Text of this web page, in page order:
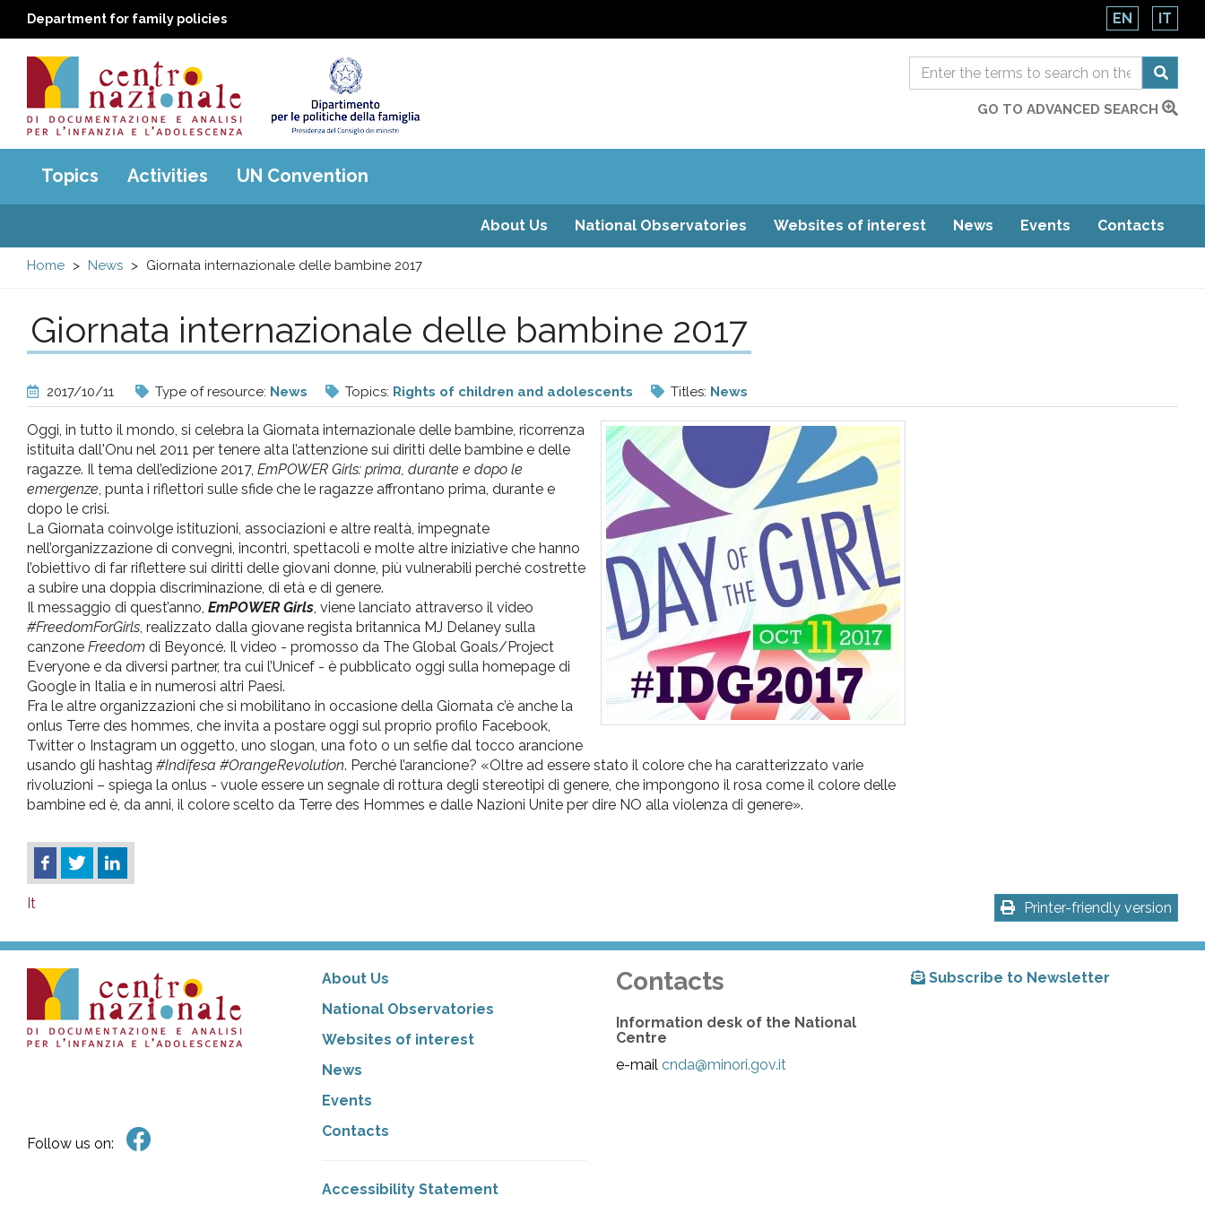
Department for family policies EN IT
Centro
nazionale
di
e
analisi
pr
l'infanzia
e
l'adolescenza
GO TO ADVANCED SEARCH
Main
menu
Topics Activities UN Convention
About Us National Observatories Websites of interest News Events Contacts
Home News Giornata internazionale delle bambine 2017
Giornata internazionale delle bambine 2017
2017/10/11 Type of resource: News Topics: Rights of children and adolescents Titles: News
Oggi, in tutto il mondo, si celebra la Giornata internazionale delle bambine, ricorrenza
istituita dall'Onu nel 2011 per tenere alta l’attenzione sui diritti delle bambine e delle
ragazze. Il tema dell’edizione 2017, EmPOWER Girls: prima, durante e dopo le
emergenze , punta i riflettori sulle sfide che le ragazze affrontano prima, durante e
dopo le crisi.
La Giornata coinvolge istituzioni, associazioni e altre realtà, impegnate
nell’organizzazione di convegni, incontri, spettacoli e molte altre iniziative che hanno
l’obiettivo di far riflettere sui diritti delle giovani donne, più vulnerabili perché costrette
a subire una doppia discriminazione, di età e di genere.
Il messaggio di quest’anno, EmPOWER Girls , viene lanciato attraverso il video
#FreedomForGirls , realizzato dalla giovane regista britannica MJ Delaney sulla
canzone Freedom di Beyoncé. Il video - promosso da The Global Goals/Project
Everyone e da diversi partner, tra cui l’Unicef - è pubblicato oggi sulla homepage di
Google in Italia e in numerosi altri Paesi.
Fra le altre organizzazioni che si mobilitano in occasione della Giornata c’è anche la
onlus Terre des hommes, che invita a postare oggi sul proprio profilo Facebook,
Twitter o Instagram un oggetto, uno slogan, una foto o un selfie dal tocco arancione
usando gli hashtag #Indifesa #OrangeRevolution. Perché l’arancione? «Oltre ad essere stato il colore che ha caratterizzato varie
rivoluzioni – spiega la onlus - vuole essere un segnale di rottura degli stereotipi di genere, che impongono il rosa come il colore delle
bambine ed è, da anni, il colore scelto da Terre des Hommes e dalle Nazioni Unite per dire NO alla violenza di genere».
Printer-friendly version
It
Follow us on:
About Us
National Observatories
Websites of interest
News
Events
Contacts
Accessibility Statement
Contacts
Information desk of the National
Centre
e-mailcnda@minori.gov.it
Subscribe to Newsletter